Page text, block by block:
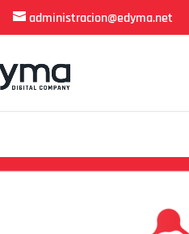
administracion@edyma.net